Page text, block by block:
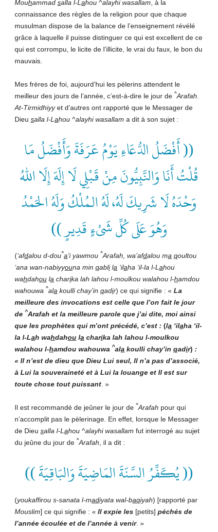
Mouhammad salla l-L ahou ^alayhi wasallam , à la
connaissance des règles de la religion pour que chaque
musulman dispose de la balance de l’enseignement révélé
grâce à laquelle il puisse distinguer ce qui est excellent de ce
qui est corrompu, le licite de l’illicite, le vrai du faux, le bon du
mauvais.
Mes frères de foi, aujourd’hui les pèlerins attendent le
meilleur des jours de l’année, c’est-à-dire le jour de ^Arafah
At-Tirmidhiyyet d’autres ont rapporté que le Messager de
Dieu salla l-L ahou ^alayhi wasallam a dit à son sujet :
(( أَفْضَلُ الدُّعَاءِ يَوْمُ عَرَفَةَ وَأَفْضَلُ مَا
قُلْتُ أَنَا وَالنَّبِيُّونَ مِنْ قَبْلِي لَا إِلَهَ إِلَا اللهُ
وَحْدَهُ لَا شَرِيكَ لَهُ، لَهُ الـمُلْكُ وَلَهُ الحَمْدُ
وَهُوَ عَلَى كُلِّ شَىْءٍ قَدِيرٍ ))
(‘afdalou d-dou^a’i yawmou ^Arafah, wa’afdalou ma qoultou
‘ana wan-nabiyyouna min qablila ‘ilaha ‘il-la l-L ahou
wahdahou la charika lah lahou l-moulkou walahou l-hamdou
wahouwa ^ala koulli chay’in qadir) ce qui signifie : « La
meilleure des invocations est celle que l’on fait le jour
de ^Arafah et la meilleure parole que j’ai dite, moi ainsi
que les prophètes qui m’ont précédé, c’est : (la ‘ilaha ‘il-
la l-Lah wahdahou la charika lah lahou l-moulkou
walahou l-hamdou wahouwa ^ala koulli chay’in qadir) :
« Il n’est de dieu que Dieu Lui seul, Il n’a pas d’associé,
à Lui la souveraineté et à Lui la louange et Il est sur
toute chose tout puissant . »
Il est recommandé de jeûner le jour de ^Arafah pour qui
n’accomplit pas le pèlerinage. En effet, lorsque le Messager
de Dieu salla l-L ahou ^alayhi wasallam fut interrogé au sujet
du jeûne du jour de ^Arafah , il a dit :
(( يُكَفِّرُ السَّنَةَ المَاضِيَةَ وَالبَاقِيَةَ ))
(youkaffirou s-sanata l-madiyata wal-baqiyah) [rapporté par
Mouslim] ce qui signifie : « Il expie les [petits] péchés de
l’année écoulée et de l’année à venir. »